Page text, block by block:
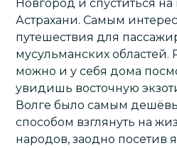
Новгород и спуститься
Астрахани. Самым
путешествия для
мусульманских областей.
можно и у себя дома
увидишь восточную
Волге было самым
способом взглянуть на
народов, заодно посетив